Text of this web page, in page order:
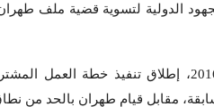
الدولية لتسوية قضية ملف
وأعلنت الدول، التي وقعت على الوثيقة، في 16 يناير 2016،
مقابل قيام طهران بالحد من